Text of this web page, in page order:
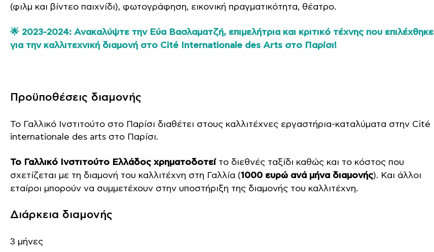
(φιλμ και βίντεο παιχνίδι), φωτογράφηση, εικονική πραγματικότητα, θέατρο.
🌟 2023-2024: Ανακαλύψτε την Εύα Βασλαματζή, επιμελήτρια και κριτικό τέχνης που επιλέχθηκε
για την καλλιτεχνική διαμονή στο Cité Internationale des Arts στο Παρίσι!
Προϋποθέσεις διαμονής
Το Γαλλικό Ινστιτούτο στο Παρίσι διαθέτει στους καλλιτέχνες εργαστήρια-καταλύματα στην Cité
internationale des arts στο Παρίσι.
Το Γαλλικό Ινστιτούτο Ελλάδος χρηματοδοτείτο διεθνές ταξίδι καθώς και το κόστος που
σχετίζεται με τη διαμονή του καλλιτέχνη στη Γαλλία (1000 ευρώ ανά μήνα διαμονής). Και άλλοι
εταίροι μπορούν να συμμετέχουν στην υποστήριξη της διαμονής του καλλιτέχνη.
Διάρκεια διαμονής
3 μήνες